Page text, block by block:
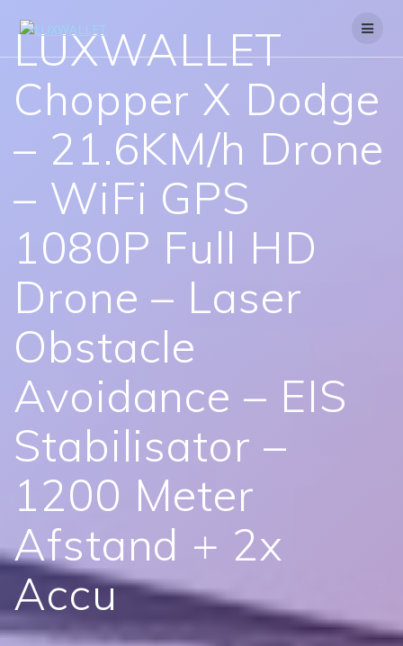
LUXWALLET
Chopper X Dodge
– 21.6KM/h Drone
– WiFi GPS
1080P Full HD
Drone – Laser
Obstacle
Avoidance – EIS
Stabilisator –
1200 Meter
Afstand + 2x
Accu